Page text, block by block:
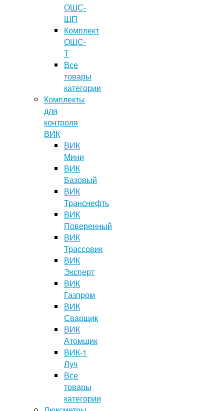
ОШС-
ШП
Комплект
ОШС-
Т
Все
товары
категории
Комплекты
для
контроля
ВИК
ВИК
Мини
ВИК
Базовый
ВИК
Транснефть
ВИК
Поверенный
ВИК
Трассовик
ВИК
Эксперт
ВИК
Газпром
ВИК
Сварщик
ВИК
Атомщик
ВИК-1
Луч
Все
товары
категории